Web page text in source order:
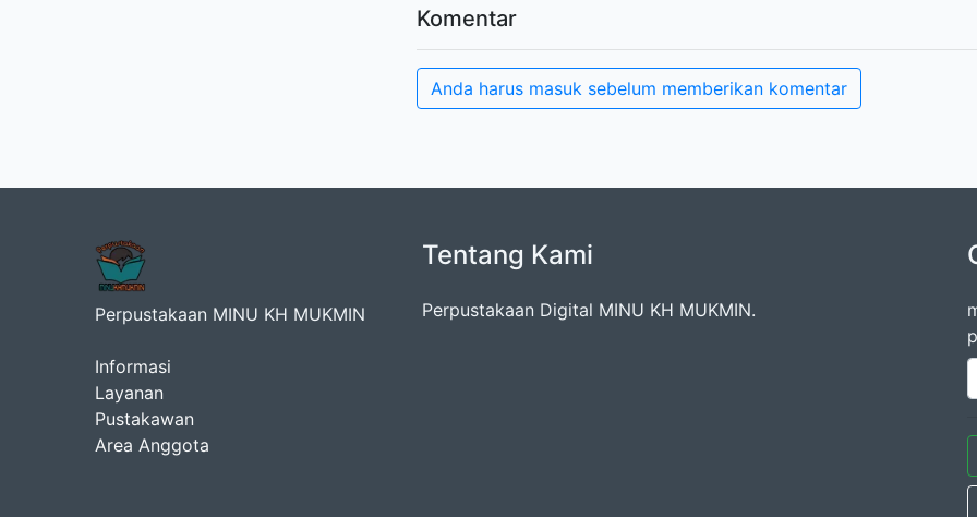
Komentar
Anda harus masuk sebelum memberikan komentar
Perpustakaan MINU KH MUKMIN
Informasi
Layanan
Pustakawan
Area Anggota
Tentang Kami
Perpustakaan Digital MINU KH MUKMIN.